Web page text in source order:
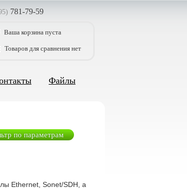
781-79-59
Ваша корзина пуста
Товаров для сравнения нет
Файлы
по параметрам
Ethernet, Sonet/SDH, а